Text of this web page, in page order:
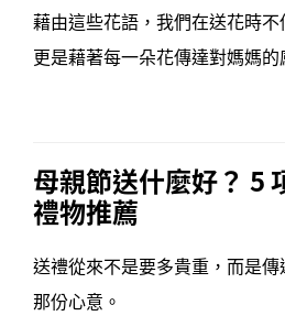
藉由這些花語，我們在送花時不
更是藉著每一朵花傳達對媽媽的
母親節送什麼好？ 5
禮物推薦
送禮從來不是要多貴重，而是
那份心意。